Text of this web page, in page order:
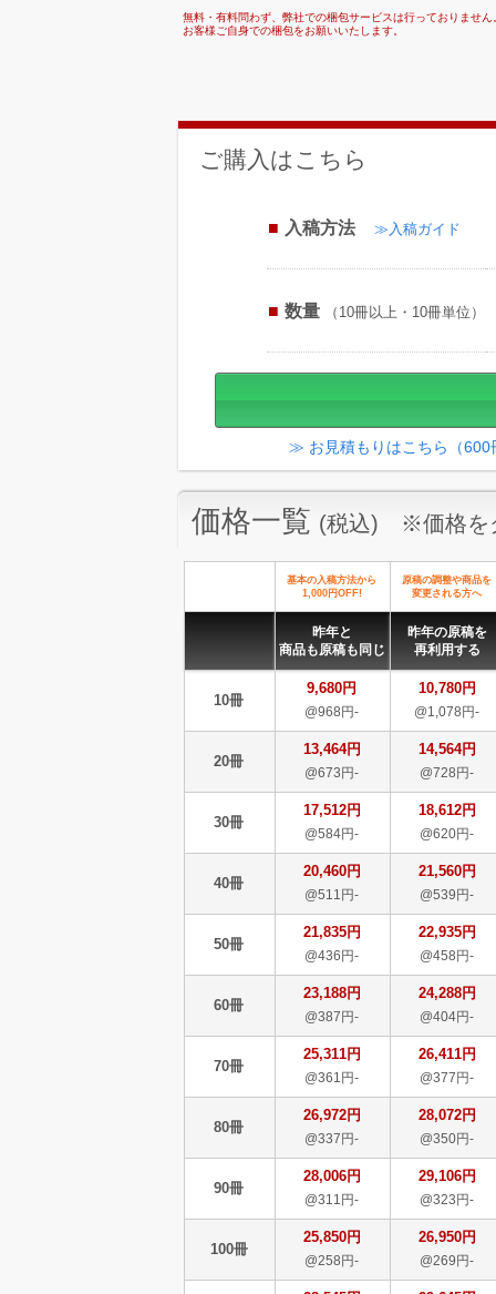
無料・有料問わず、弊社での梱包サービスは行っておりません
お客様ご自身での梱包をお願いいたします。
ご購入はこちら
入稿方法 ≫入稿ガイド
数量 （10冊以上・10冊単位）
≫ お見積もりはこちら（600
価格一覧 (税込) ※価格を
基本の入稿方法から
1,000円OFF!
原稿の調整や商品を
変更される方へ
昨年と
商品も原稿も同じ
昨年の原稿を
再利用する
10冊
9,680円
@968円-
10,780円
@1,078円-
20冊
13,464円
@673円-
14,564円
@728円-
30冊
17,512円
@584円-
18,612円
@620円-
40冊
20,460円
@511円-
21,560円
@539円-
50冊
21,835円
@436円-
22,935円
@458円-
60冊
23,188円
@387円-
24,288円
@404円-
70冊
25,311円
@361円-
26,411円
@377円-
80冊
26,972円
@337円-
28,072円
@350円-
90冊
28,006円
@311円-
29,106円
@323円-
100冊
25,850円
@258円-
26,950円
@269円-